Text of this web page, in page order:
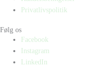
Privatlivspolitik
Følg os
Facebook
Instagram
LinkedIn